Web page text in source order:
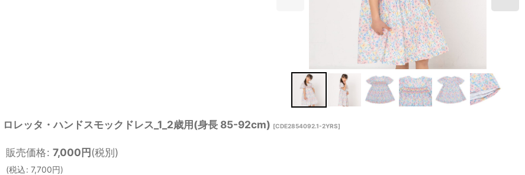
ロレッタ・ハンドスモックドレス_1_2歳用(身長 85-92cm) [CDE2854092.1-2YRS]
販売価格: 7,000円(税別)
(税込: 7,700円)